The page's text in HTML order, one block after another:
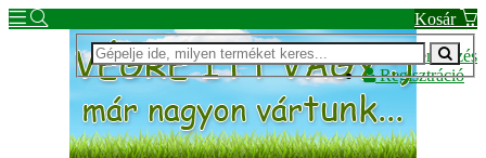
Kosár
Bejelentkezés
Regisztráció